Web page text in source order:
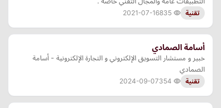
تقنية 2021-07-16
أسامة الصمادي
خبير و مستشار التسويق الإلكتروني و التجارة الإلكترونية - أسامة
الصمادي
تقنية 2024-09-07